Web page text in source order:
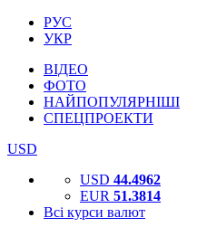
РУС
УКР
ВІДЕО
ФОТО
НАЙПОПУЛЯРНІШІ
СПЕЦПРОЕКТИ
USD
USD 44.4962
EUR 51.3814
Всі курси валют